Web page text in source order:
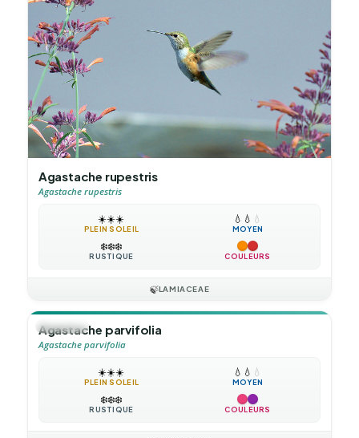
Agastache rupestris
Agastache rupestris
☀️☀️☀️
PLEIN SOLEIL
💧 💧 💧
MOYEN
❄️❄️❄️
RUSTIQUE COULEURS
🍃LAMIACEAE
🪴VIVACE
Agastache parvifolia
Agastache parvifolia
☀️☀️☀️
PLEIN SOLEIL
💧 💧 💧
MOYEN
❄️❄️❄️
RUSTIQUE COULEURS